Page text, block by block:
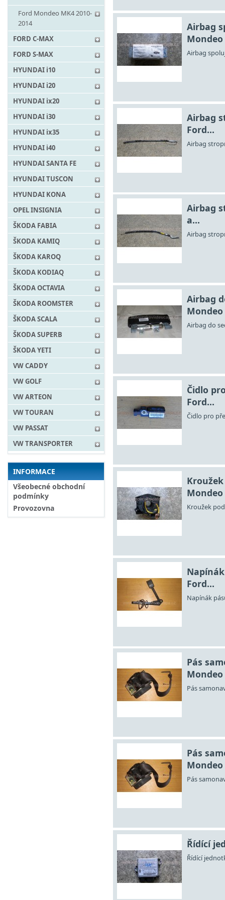
Ford Mondeo MK4 2010-
2014
FORD C-MAX
FORD S-MAX
HYUNDAI i10
HYUNDAI i20
HYUNDAI ix20
HYUNDAI i30
HYUNDAI ix35
HYUNDAI i40
HYUNDAI SANTA FE
HYUNDAI TUSCON
HYUNDAI KONA
OPEL INSIGNIA
ŠKODA FABIA
ŠKODA KAMIQ
ŠKODA KAROQ
ŠKODA KODIAQ
ŠKODA OCTAVIA
ŠKODA ROOMSTER
ŠKODA SCALA
ŠKODA SUPERB
ŠKODA YETI
VW CADDY
VW GOLF
VW ARTEON
VW TOURAN
VW PASSAT
VW TRANSPORTER
INFORMACE
Všeobecné obchodní
podmínky
Provozovna
Airbag
Mondeo
Airbag
Airbag
Ford...
Airbag
Airbag
a...
Airbag
Airbag
Mondeo
Airbag do
Čidlo
Ford...
Čidlo pro
Mondeo
Kroužek
Ford...
Napínák
Pás
Mondeo
Pás
Pás
Mondeo
Pás
Řídící
Řídící